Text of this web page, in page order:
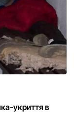
укриття в